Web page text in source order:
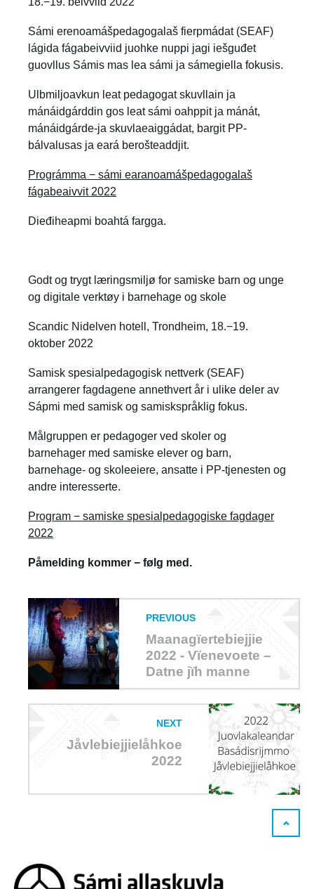
Sámi erenoamášpedagogalaš fierpmádat (SEAF)
lágida fágabeivviid juohke nuppi jagi iešguđet
guovllus Sámis mas lea sámi ja sámegiella fokusis.
Ulbmiljoavkun leat pedagogat skuvllain ja
mánáidgárddin gos leat sámi oahppit ja mánát,
mánáidgárde-ja skuvlaeaiggádat, bargit PP-
bálvalusas ja eará berošteaddjit.
Prográmma − sámi earanoamášpedagogalaš
fágabeaivvit 2022
Dieđiheapmi boahtá fargga.
Godt og trygt læringsmiljø for samiske barn og unge
og digitale verktøy i barnehage og skole
Scandic Nidelven hotell, Trondheim, 18.−19.
oktober 2022
Samisk spesialpedagogisk nettverk (SEAF)
arrangerer fagdagene annethvert år i ulike deler av
Sápmi med samisk og samiskspråklig fokus.
Målgruppen er pedagoger ved skoler og
barnehager med samiske elever og barn,
barnehage- og skoleeiere, ansatte i PP-tjenesten og
andre interesserte.
Program − samiske spesialpedagogiske fagdager
2022
Påmelding kommer − følg med.
PREVIOUS
Maanagïertebiejjie
2022 - Vïenevoete –
Datne jïh manne
NEXT
Jåvlebiejjielåhkoe
2022